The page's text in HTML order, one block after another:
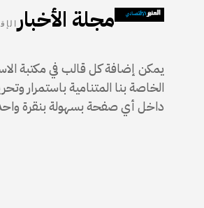
مجلة الأخبار
يمكن إضافة كل قالب في مكتبة
الخاصة بنا المتنامية باستمرار
داخل أي صفحة بسهولة بنقرة